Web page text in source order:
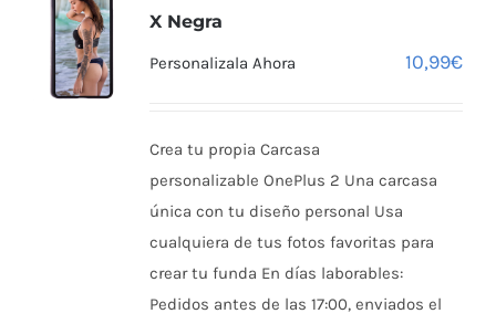
X Negra
Personalizala Ahora 10,99€
Crea tu propia Carcasa
personalizable OnePlus 2 Una carcasa
única con tu diseño personal Usa
cualquiera de tus fotos favoritas para
crear tu funda En días laborables:
Pedidos antes de las 17:00, enviados el